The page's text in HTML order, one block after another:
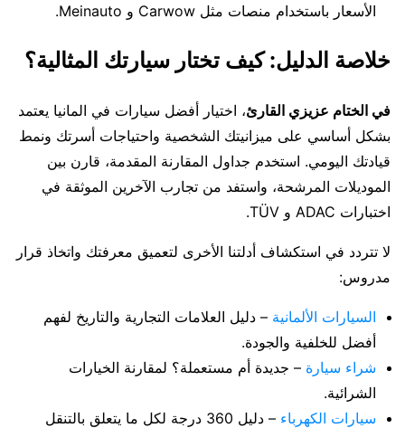
الأسعار باستخدام منصات مثل Carwow و Meinauto.
خلاصة الدليل: كيف تختار سيارتك المثالية؟
في الختام عزيزي القارئ، اختيار أفضل سيارات في المانيا يعتمد
بشكل أساسي على ميزانيتك الشخصية واحتياجات أسرتك ونمط
قيادتك اليومي. استخدم جداول المقارنة المقدمة، قارن بين
الموديلات المرشحة، واستفد من تجارب الآخرين الموثقة في
اختبارات ADAC و TÜV.
لا تتردد في استكشاف أدلتنا الأخرى لتعميق معرفتك واتخاذ قرار
مدروس:
السيارات الألمانية – دليل العلامات التجارية والتاريخ لفهم
أفضل للخلفية والجودة.
شراء سيارة – جديدة أم مستعملة؟ لمقارنة الخيارات
الشرائية.
سيارات الكهرباء
– دليل 360 درجة لكل ما يتعلق بالتنقل